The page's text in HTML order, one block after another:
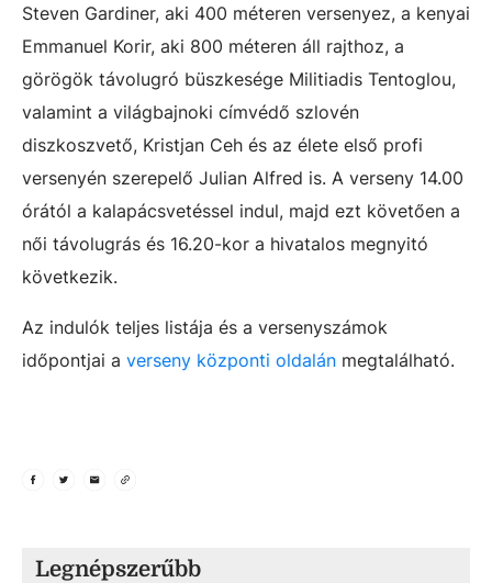
Steven Gardiner, aki 400 méteren versenyez, a kenyai
Emmanuel Korir, aki 800 méteren áll rajthoz, a
görögök távolugró büszkesége Militiadis Tentoglou,
valamint a világbajnoki címvédő szlovén
diszkoszvető, Kristjan Ceh és az élete első profi
versenyén szerepelő Julian Alfred is. A verseny 14.00
órától a kalapácsvetéssel indul, majd ezt követően a
női távolugrás és 16.20-kor a hivatalos megnyitó
következik.
Az indulók teljes listája és a versenyszámok
időpontjai a verseny központi oldalán megtalálható.
Legnépszerűbb